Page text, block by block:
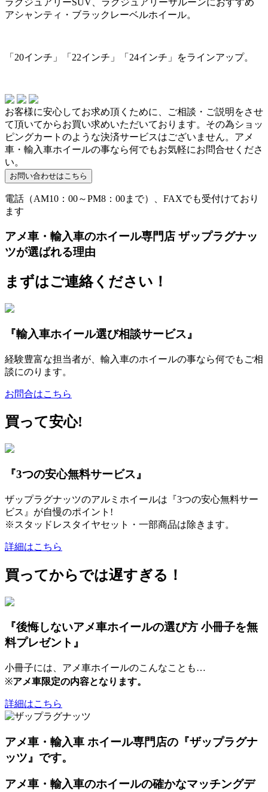
アシャンティ・ブラックレーベルホイール。
「20インチ」「22インチ」「24インチ」をラインアップ。
お客様に安心してお求め頂くために、ご相談・ご説明をさせ
て頂いてからお買い求めいただいております。その為ショッ
ピングカートのような決済サービスはございません。アメ
車・輸入車ホイールの事なら何でもお気軽にお問合せくださ
い。
電話（AM10：00～PM8：00まで）、FAXでも受付けており
ます
アメ車・輸入車のホイール専門店 ザップラグナッ
ツが選ばれる理由
まずはご連絡ください！
『輸入車ホイール選び相談サービス』
経験豊富な担当者が、輸入車のホイールの事なら何でもご相
談にのります。
お問合はこちら
買って安心!
『3つの安心無料サービス』
ザップラグナッツのアルミホイールは『3つの安心無料サー
ビス』が自慢のポイント!
※スタッドレスタイヤセット・一部商品は除きます。
詳細はこちら
買ってからでは遅すぎる！
『後悔しないアメ車ホイールの選び方 小冊子を無
料プレゼント』
小冊子には、アメ車ホイールのこんなことも…
※アメ車限定の内容となります。
詳細はこちら
アメ車・輸入車 ホイール専門店の『ザップラグナ
ッツ』です。
アメ車・輸入車のホイールの確かなマッチングデ